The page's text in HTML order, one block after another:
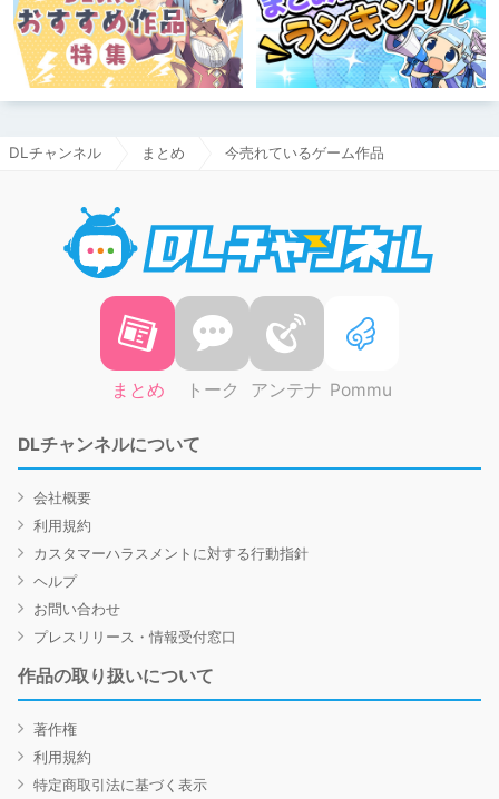
DLチャンネル まとめ 今売れているゲーム作品
まとめ トーク アンテナ Pommu
DLチャンネルについて
会社概要
利用規約
カスタマーハラスメントに対する行動指針
ヘルプ
お問い合わせ
プレスリリース・情報受付窓口
作品の取り扱いについて
著作権
利用規約
特定商取引法に基づく表示